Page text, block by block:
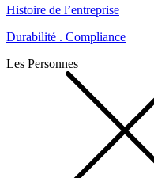
Histoire de l’entreprise
Durabilité . Compliance
Les Personnes